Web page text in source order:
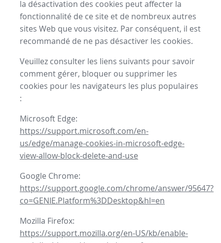
la désactivation des cookies peut affecter la
fonctionnalité de ce site et de nombreux autres
sites Web que vous visitez. Par conséquent, il est
recommandé de ne pas désactiver les cookies.
Veuillez consulter les liens suivants pour savoir
comment gérer, bloquer ou supprimer les
cookies pour les navigateurs les plus populaires
:
Microsoft Edge:
https://support.microsoft.com/en-
us/edge/manage-cookies-in-microsoft-edge-
view-allow-block-delete-and-use
Google Chrome:
https://support.google.com/chrome/answer/95647?
co=GENIE.Platform%3DDesktop&hl=en
Mozilla Firefox:
https://support.mozilla.org/en-US/kb/enable-